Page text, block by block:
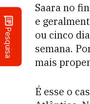
Pesquisa
Saara no
e
ou cinco
semana.
mais
É esse o